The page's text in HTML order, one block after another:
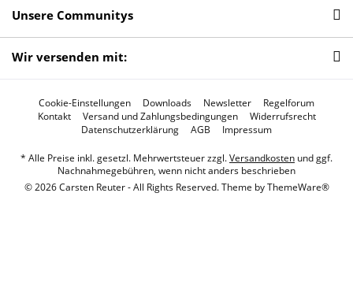
Unsere Communitys
Wir versenden mit:
Cookie-Einstellungen Downloads Newsletter
Regelforum
Kontakt
Versand und Zahlungsbedingungen
Widerrufsrecht
Datenschutzerklärung
AGB Impressum
* Alle Preise inkl. gesetzl. Mehrwertsteuer zzgl.Versandkosten und ggf.
Nachnahmegebühren, wenn nicht anders beschrieben
© 2026 Carsten Reuter - All Rights Reserved. Theme byThemeWare®